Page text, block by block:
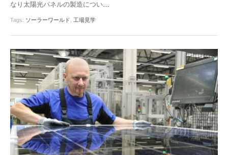
●土地探し
なり太陽光パネルの製造につい…
Tags: ソーラーワールド 工場見学